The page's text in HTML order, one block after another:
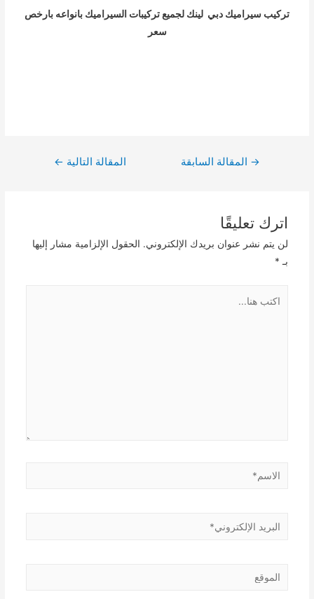
تركيب سيراميك دبي لينك لجميع تركيبات السيراميك بانواعه بارخص
سعر
تصفّح
→ المقالة السابقة المقالة التالية ←
اترك تعليقًا
لن يتم نشر عنوان بريدك الإلكتروني. الحقول الإلزامية مشار إليها
بـ *
الاسم*
البريد
الموقع